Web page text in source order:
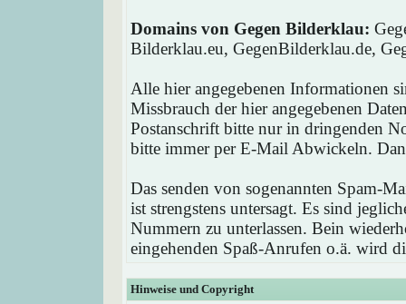
Domains von Gegen Bilderklau:
Bilderklau.eu, GegenBilderklau.de,
Alle hier angegebenen Informationen
Missbrauch der hier angegebenen
Postanschrift bitte nur in dringenden
bitte immer per E-Mail Abwickeln.
Das senden von sogenannten Spam-
ist strengstens untersagt. Es sind
Nummern zu unterlassen. Bein
eingehenden Spaß-Anrufen o.ä. wird
Hinweise und Copyright